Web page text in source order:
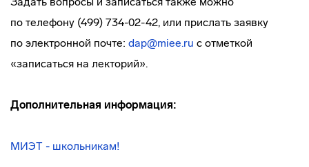
по телефону (499) 734-02-42, или прислать заявку
по электронной почте: dap@miee.ru с отметкой
«записаться на лекторий».
Дополнительная информация:
МИЭТ - школьникам!